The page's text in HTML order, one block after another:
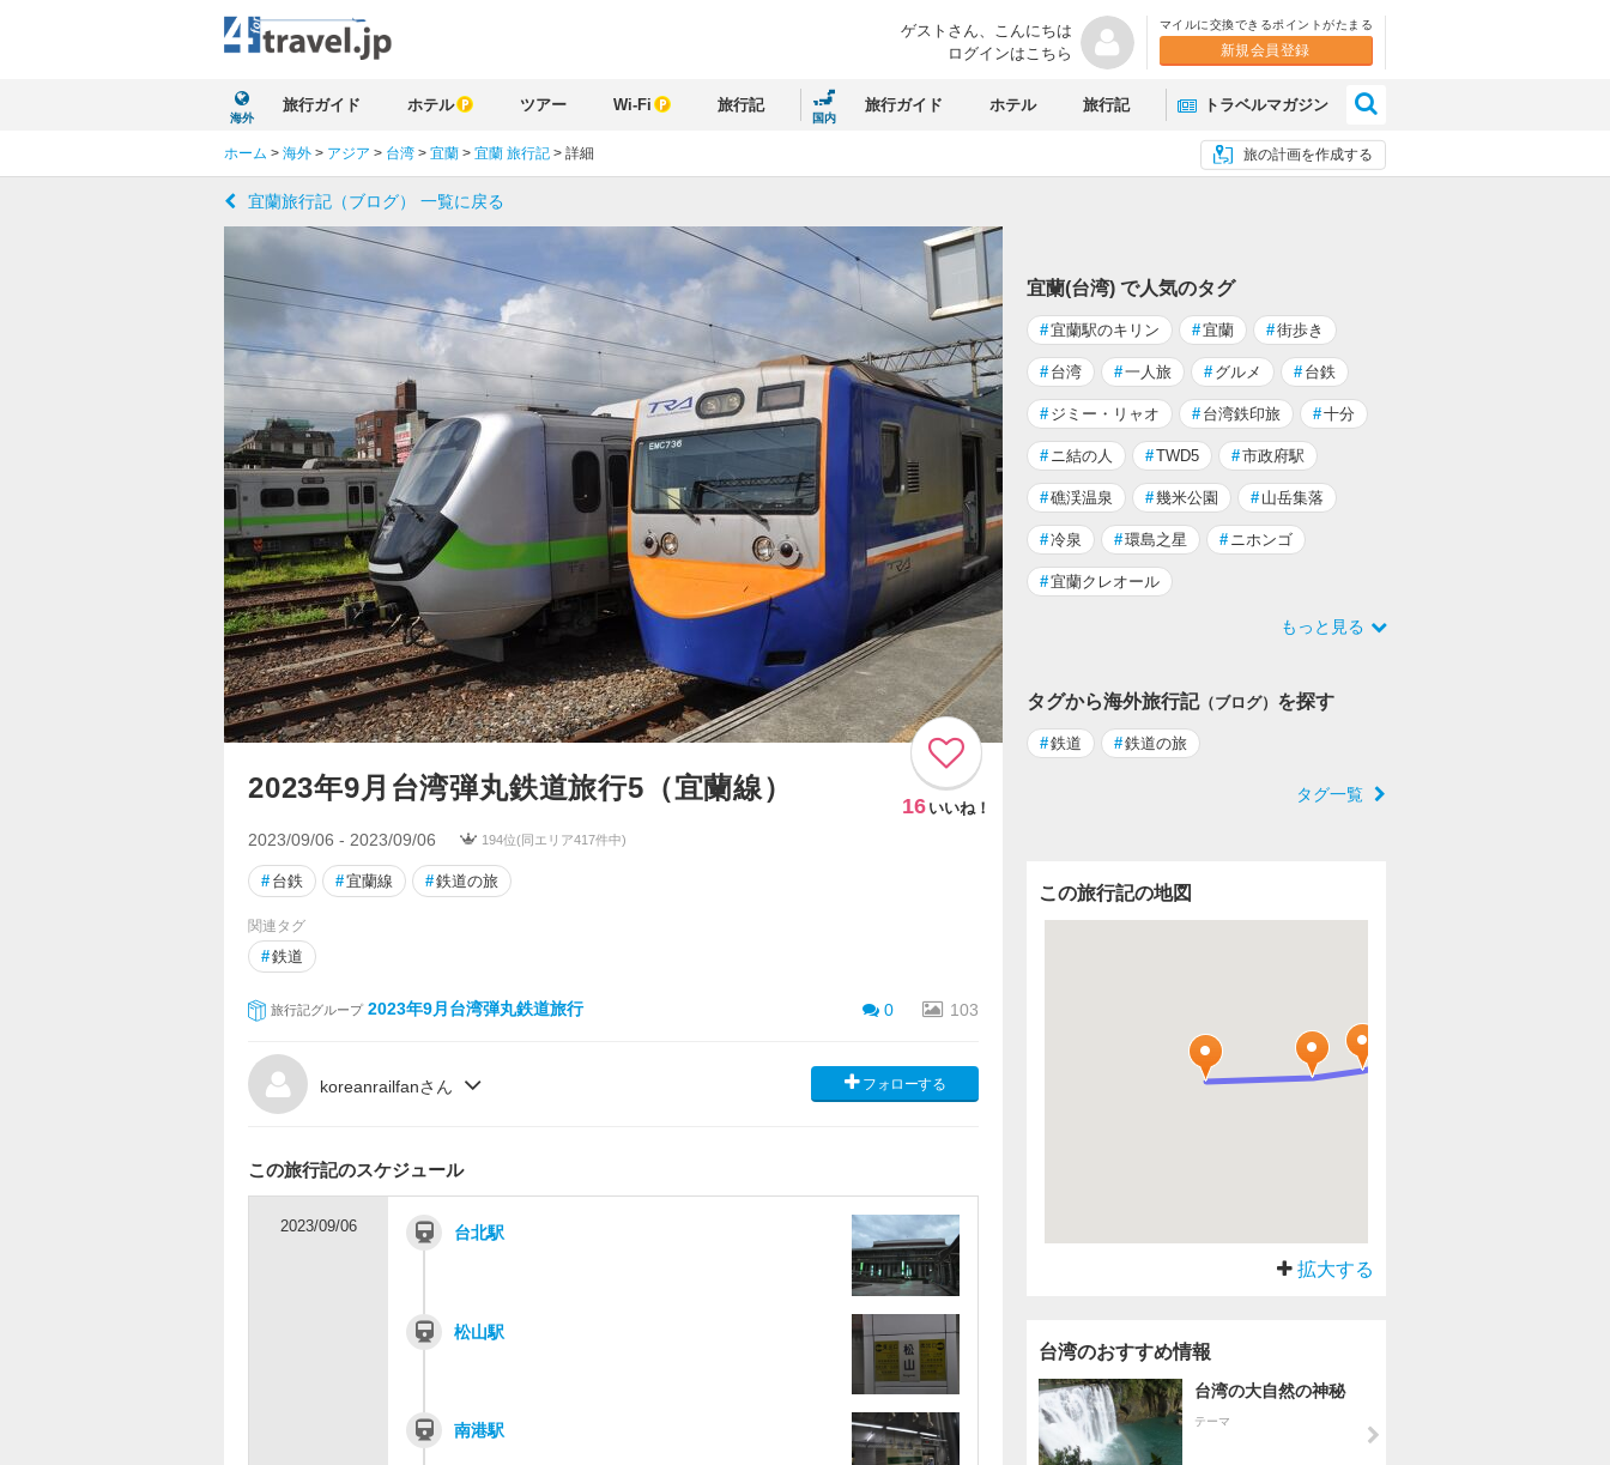
ゲストさん、 こんにちは
ログインはこちら
マイルに交換できるポイントがたまる
新規会員登録
海外
旅行ガイド ホテル ツアー Wi-Fi 旅行記
国内
旅行ガイド ホテル 旅行記 トラベルマガジン
旅の計画を作成する
ホーム > 海外 > アジア > 台湾 > 宜蘭 > 宜蘭 旅行記 > 詳細
宜蘭旅行記（ブログ） 一覧に戻る
2023年9月台湾弾丸鉄道旅行5（宜蘭線）
16 いいね！
2023/09/06 - 2023/09/06 194位(同エリア417件中)
# 台鉄 #宜蘭線 #鉄道の旅
関連タグ
#鉄道
旅行記グループ 2023年9月台湾弾丸鉄道旅行 0 103
koreanrailfanさん フォローする
この旅行記のスケジュール
2023/09/06 台北駅
松山駅
南港駅
宜蘭(台湾) で人気のタグ
#宜蘭駅のキリン #宜蘭 #街歩き
# 台湾 #一人旅 # グルメ # 台鉄
# ジミー・リャオ # 台湾鉄印旅 #十分
# ニ結の人 #TWD5 #市政府駅
#礁渓温泉 #幾米公園 # 山岳集落
#冷泉 #環島之星 # ニホンゴ
#宜蘭クレオール
もっと見る
タグから海外旅行記（ブログ） を探す
#鉄道 #鉄道の旅
タグ一覧
この旅行記の地図
拡大する
台湾のおすすめ情報
台湾の大自然の神秘
テーマ